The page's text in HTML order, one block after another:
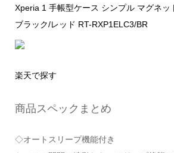
Xperia 1 手帳型ケース シンプル マグネッ
ブラック/レッド RT-RXP1ELC3/BR
楽天で探す
商品スペックまとめ
◇オートスリープ機能付き